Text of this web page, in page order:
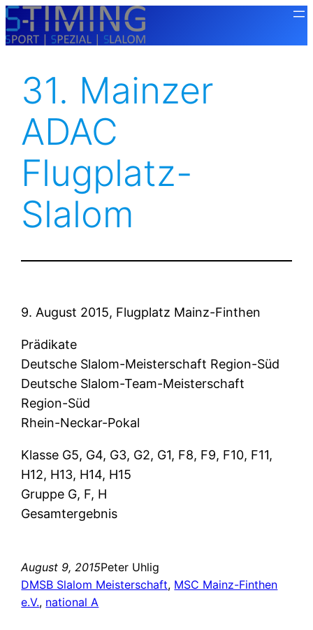
Zum
Inhalt
31. Mainzer
ADAC
Flugplatz-
Slalom
9. August 2015, Flugplatz Mainz-Finthen
Prädikate
Deutsche Slalom-Meisterschaft Region-Süd
Deutsche Slalom-Team-Meisterschaft
Region-Süd
Rhein-Neckar-Pokal
Klasse G5, G4, G3, G2, G1, F8, F9, F10, F11,
H12, H13, H14, H15
Gruppe G, F, H
Gesamtergebnis
August 9, 2015Peter Uhlig
DMSB Slalom Meisterschaft, MSC Mainz-Finthen
e.V., national A